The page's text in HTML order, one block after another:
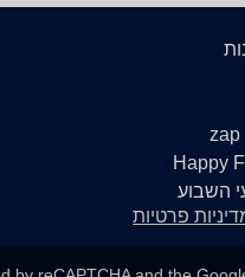
השבוע
פרטיות